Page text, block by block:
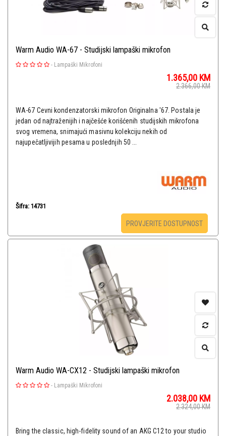
Warm Audio WA-67 - Studijski lampaški mikrofon
- Lampaški Mikrofoni
1.365,00 KM
2.366,00KM
WA-67 Cevni kondenzatorski mikrofon Originalna '67. Postala je
jedan od najtraženijih i najčešće korišćenih studijskih mikrofona
svog vremena, snimajući masivnu kolekciju nekih od
najupečatljivijih pesama u poslednjih 50 ...
Šifra: 14731
PROVJERITE DOSTUPNOST
Warm Audio WA-CX12 - Studijski lampaški mikrofon
- Lampaški Mikrofoni
2.038,00 KM
2.324,00KM
Bring the classic, high-fidelity sound of an AKG C12 to your studio